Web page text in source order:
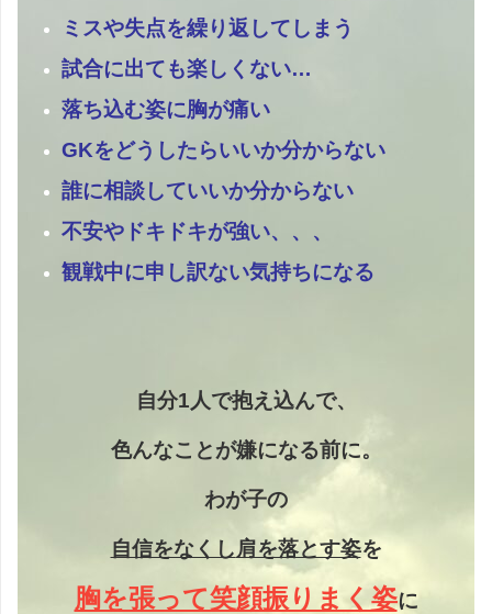
ミスや失点を繰り返してしまう
試合に出ても楽しくない…
落ち込む姿に胸が痛い
GKをどうしたらいいか分からない
誰に相談していいか分からない
不安やドキドキが強い、、、
観戦中に申し訳ない気持ちになる
自分1人で抱え込んで、
色んなことが嫌になる前に。
わが子の
自信をなくし肩を落とす姿を
胸を張って笑顔振りまく姿に